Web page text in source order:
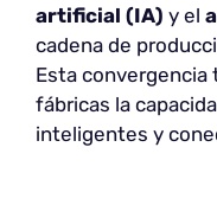
artificial (IA) y el
cadena de
Esta convergencia
fábricas la
inteligentes y